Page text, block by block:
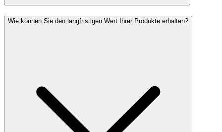
Wie können Sie den langfristigen Wert Ihrer Produkte erhalten?